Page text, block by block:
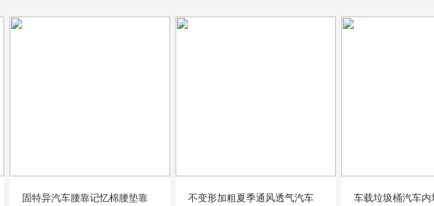
固特异汽车腰靠记忆棉腰垫靠 不变形加粗夏季通风透气汽车 车载垃圾桶汽车内